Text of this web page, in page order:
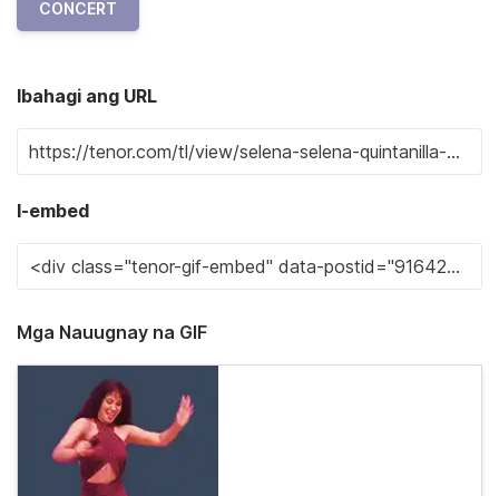
CONCERT
Ibahagi ang URL
I-embed
Mga Nauugnay na GIF